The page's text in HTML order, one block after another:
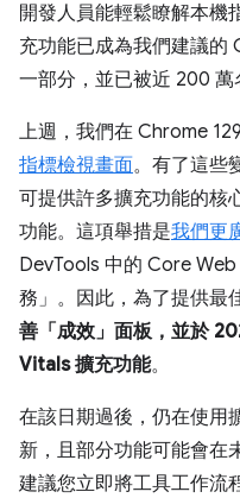
開發人員能輕鬆瞭解本機
充功能已成為我們建議的
一部分，並已被近 200 萬
上週，我們在 Chrome
指標檢視畫面。有了這些
可提供許多擴充功能的核
功能。這項舉措是我們更
DevTools 中的 Core
務」。因此，為了提供最
善「成效」面板，並於
Vitals 擴充功能。
在該日期過後，仍在使用
新，且部分功能可能會在
建議您立即將工具工作流